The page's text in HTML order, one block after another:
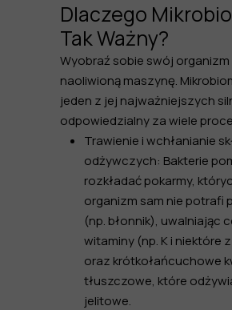
Dlaczego
Tak Ważny?
Wyobraź sobie swój
naoliwioną maszynę.
jeden z jej najważniejszych
odpowiedzialny za wiele
Trawienie i wchłanianie
odżywczych: Bakterie
rozkładać pokarmy,
organizm sam nie potrafi
(np. błonnik), uwalniając
witaminy (np. K i niektóre
oraz krótkołańcuchowe
tłuszczowe, które
jelitowe.